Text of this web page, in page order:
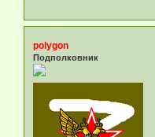
polygon
Подполковник